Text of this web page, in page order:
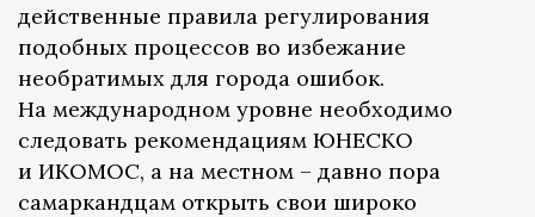
действенные правила регулирования
подобных процессов во избежание
необратимых для города ошибок.
На международном уровне необходимо
следовать рекомендациям ЮНЕСКО
и ИКОМОС, а на местном – давно пора
самаркандцам открыть свои широко